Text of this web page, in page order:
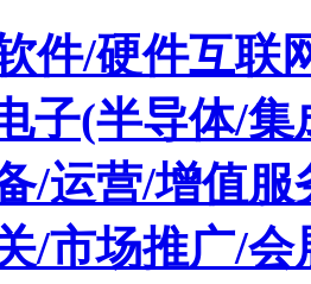
件/硬件互联
子(半导体/集
/运营/增值服
/市场推广/会